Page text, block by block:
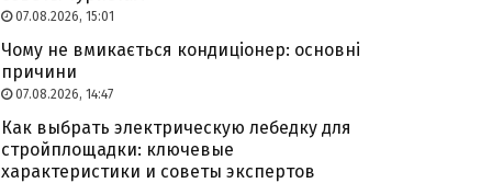
07.08.2026, 15:01
Чому не вмикається кондиціонер: основні
причини
07.08.2026, 14:47
Как выбрать электрическую лебедку для
стройплощадки: ключевые
характеристики и советы экспертов